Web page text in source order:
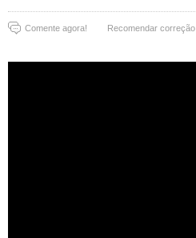
Comente agora! Recomendar correção